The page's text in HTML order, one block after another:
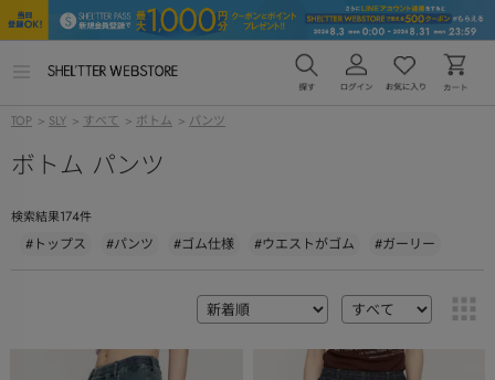
ー
開
く
TOP > SLY > すべて > ボトム > パンツ
ボトム パンツ
検索結果174件
#トップス #パンツ #ゴム仕様 #ウエストがゴム #ガーリー